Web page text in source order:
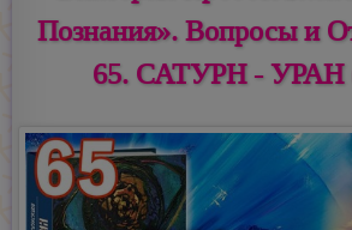
Познания». Вопросы и
65. САТУРН - УРАН